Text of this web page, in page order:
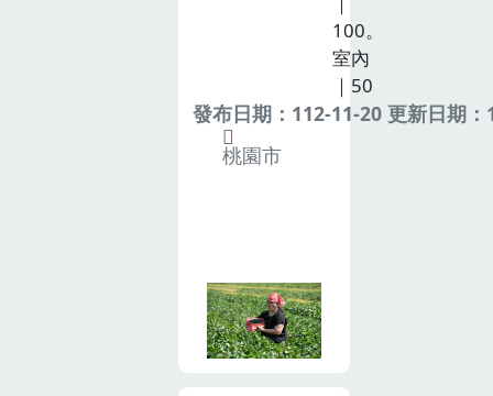
100。
室內
｜50
發布日期：112-11-20 更新日期
桃園市